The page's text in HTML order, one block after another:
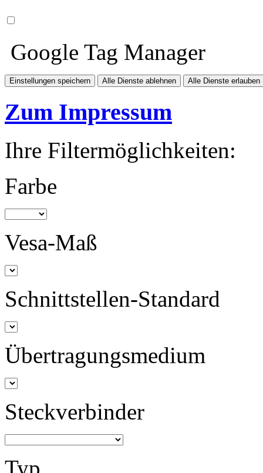
Google Tag Manager
Einstellungen speichern Alle Dienste ablehnen Alle Dienste erlauben
Zum Impressum
Ihre Filtermöglichkeiten:
Farbe
Vesa-Maß
Schnittstellen-Standard
Übertragungsmedium
Steckverbinder
Typ